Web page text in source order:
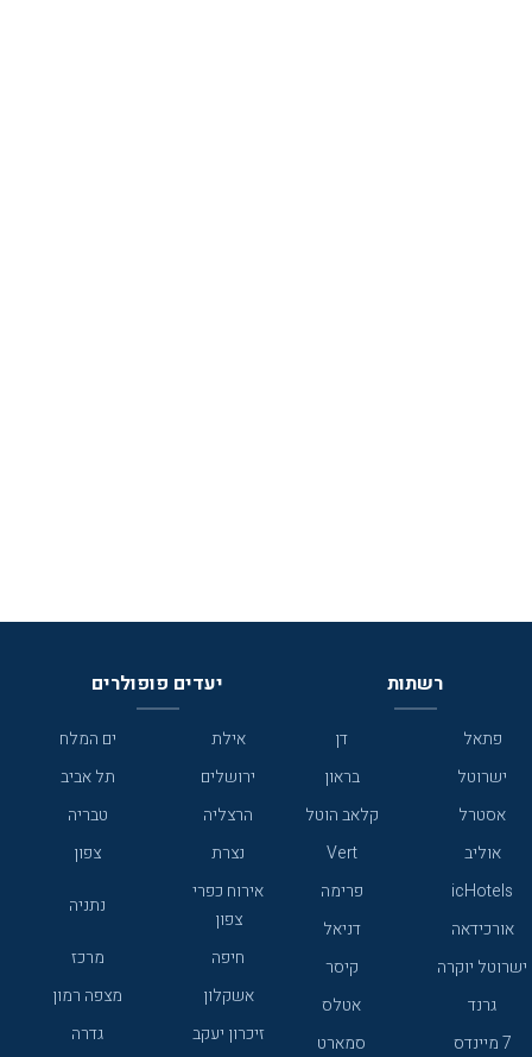
רשתות
פתאל
דן
ישרוטל
בראון
אסטרל
קלאב הוטל
אוליב
Vert
icHotels
פרימה
אורכידאה
דניאל
ישרוטל יוקרה
קיסר
גרנד
אטלס
7 מיינדס
סמארט
יעדים פופולרים
אילת
ים המלח
ירושלים
תל אביב
הרצליה
טבריה
נצרת
צפון
אירוח כפרי
צפון
נתניה
חיפה
מרכז
אשקלון
מצפה רמון
זיכרון יעקב
גדרה